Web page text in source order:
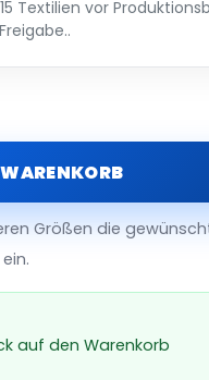
Textilien vor
Größen die
ein.
auf den Warenkorb